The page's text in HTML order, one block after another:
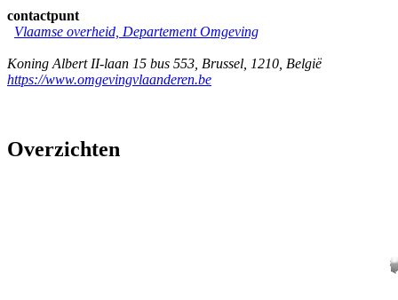
contactpunt
Vlaamse overheid, Departement Omgeving
Koning Albert II-laan 15 bus 553 Brussel 1210 België
https://www.omgevingvlaanderen.be
Overzichten